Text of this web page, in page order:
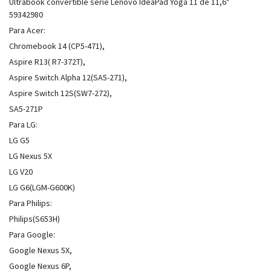
59342980
Para Acer:
Chromebook 14 (CP5-471),
Aspire R13( R7-372T),
Aspire Switch Alpha 12(SA5-271),
Aspire Switch 12S(SW7-272),
SA5-271P
Para LG:
LG G5
LG Nexus 5X
LG V20
LG G6(LGM-G600K)
Para Philips:
Philips(S653H)
Para Google:
Google Nexus 5X,
Google Nexus 6P,